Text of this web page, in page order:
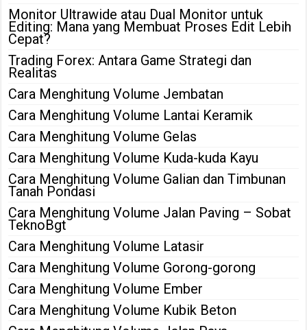
Monitor Ultrawide atau Dual Monitor untuk
Editing: Mana yang Membuat Proses Edit Lebih
Cepat?
Trading Forex: Antara Game Strategi dan
Realitas
Cara Menghitung Volume Jembatan
Cara Menghitung Volume Lantai Keramik
Cara Menghitung Volume Gelas
Cara Menghitung Volume Kuda-kuda Kayu
Cara Menghitung Volume Galian dan Timbunan
Tanah Pondasi
Cara Menghitung Volume Jalan Paving – Sobat
TeknoBgt
Cara Menghitung Volume Latasir
Cara Menghitung Volume Gorong-gorong
Cara Menghitung Volume Ember
Cara Menghitung Volume Kubik Beton